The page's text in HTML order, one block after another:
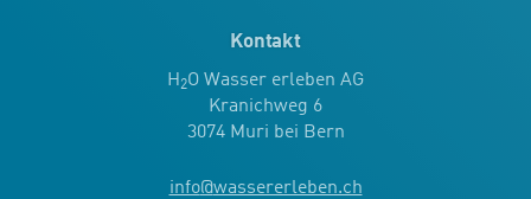
Kontakt
H2O Wasser erleben AG
Kranichweg 6
3074 Muri bei Bern
info@wassererleben.ch